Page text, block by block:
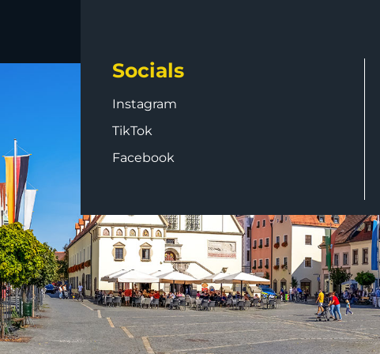
Socials
Instagram
TikTok
Facebook